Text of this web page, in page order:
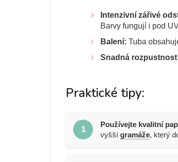
Intenzivní zářivé
Barvy fungují i pod
Balení: Tuba
Snadná
Praktické tipy:
1
Používejte kvalitní
vyšší gramáže, který